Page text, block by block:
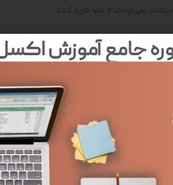
نمی‌توانند از شما خرید کنند.
صنایع و بازارهای جدید گسترش می‌دهند.
به خطوط تولید استفاده کنند.
جامع آموزش